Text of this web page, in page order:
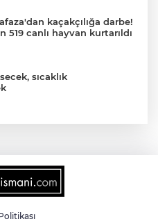
kaçakçılığa darbe!
519 canlı hayvan kurtarıldı
sıcaklık
Eylül'de göreve
günlük petrol